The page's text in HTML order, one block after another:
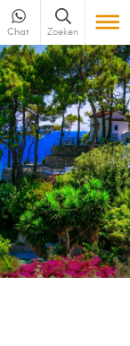
Chat Zoeken